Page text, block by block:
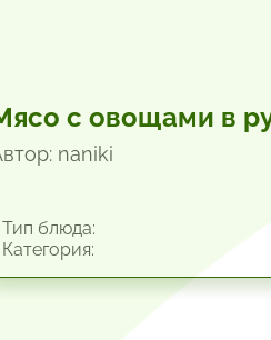
с овощами в
naniki
блюда: